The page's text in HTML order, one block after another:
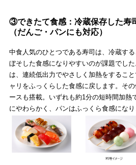
③できたて食感：冷蔵保存した寿
（だんご・パンにも対応）
中食人気のひとつである寿司は、冷蔵す
ぼそした食感になりやすいのが課題でした
は、連続低出力でやさしく加熱をするこ
ャリをふっくらした食感に戻します。そ
ースも搭載。いずれも約1分の短時間加熱
にやわらかく、パンはふっくら食感になり